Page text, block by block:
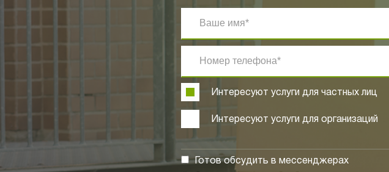
Интересуют услуги для частных лиц
Интересуют услуги для организаций
Готов обсудить в мессенджерах